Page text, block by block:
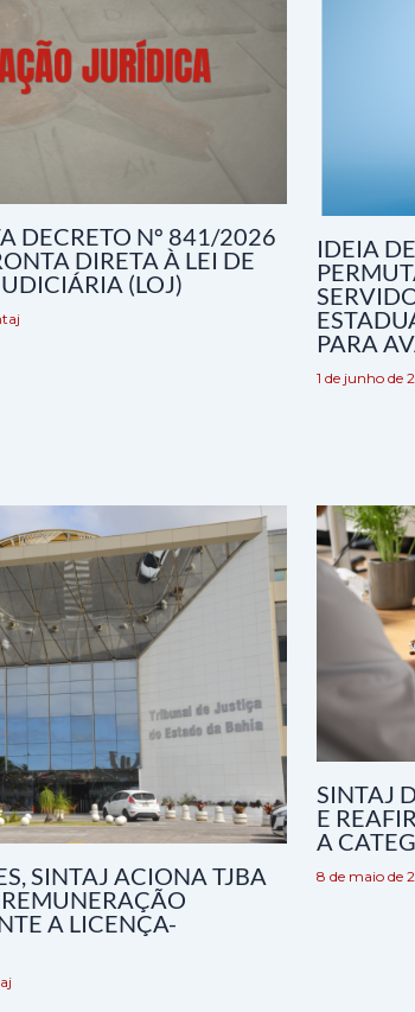
DECRETO Nº 841/2026
DIRETA À LEI DE
(LOJ)
IDEIA
PARA
1 de junho de
SINTAJ ACIONA TJBA
A LICENÇA-
SINTAJ
E
A
8 de maio de